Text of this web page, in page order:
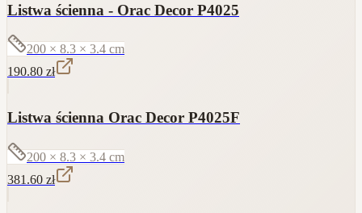
Listwa ścienna - Orac Decor P4025
200 × 8.3 × 3.4 cm
190.80 zł
Listwa ścienna Orac Decor P4025F
200 × 8.3 × 3.4 cm
381.60 zł